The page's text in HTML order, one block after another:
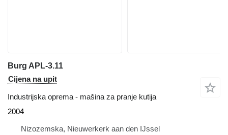
Burg APL-3.11
Cijena na upit
Industrijska oprema - mašina za pranje kutija
2004
Nizozemska, Nieuwerkerk aan den IJssel